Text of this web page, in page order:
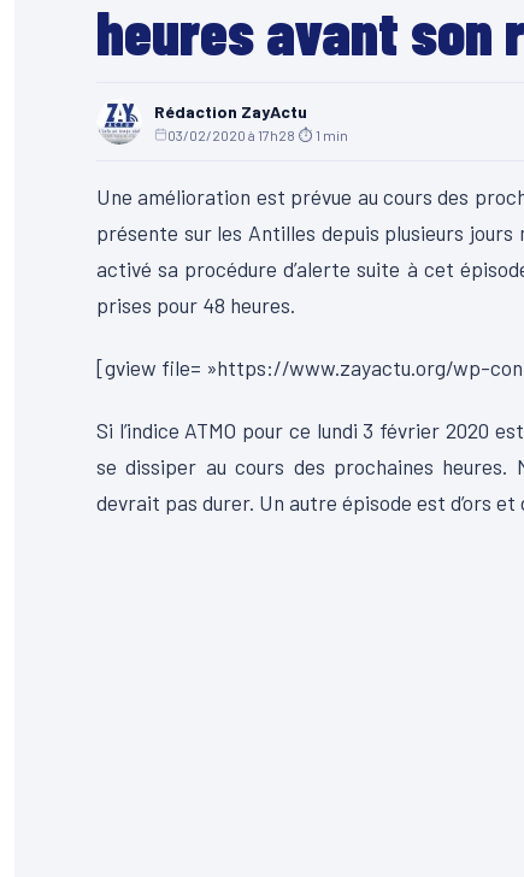
heures avant son
Rédaction ZayActu
03/02/2020 à 17h28 ⏱ 1 min
Une amélioration est prévue au cours des
présente sur les Antilles depuis plusieurs
activé sa procédure d’alerte suite à cet
prises pour 48 heures.
[gview file= »https://www.zayactu.org/wp-
Si l’indice ATMO pour ce lundi 3 février 2020
se dissiper au cours des prochaines
devrait pas durer. Un autre épisode est d’ors